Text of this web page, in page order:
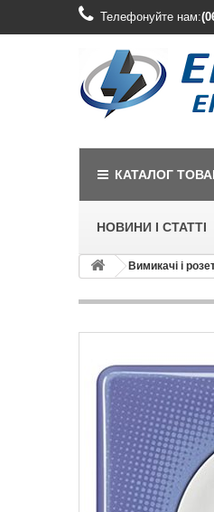
Телефонуйте нам:
КАТАЛОГ
НОВИНИ І СТАТТІ
Вимикачі і